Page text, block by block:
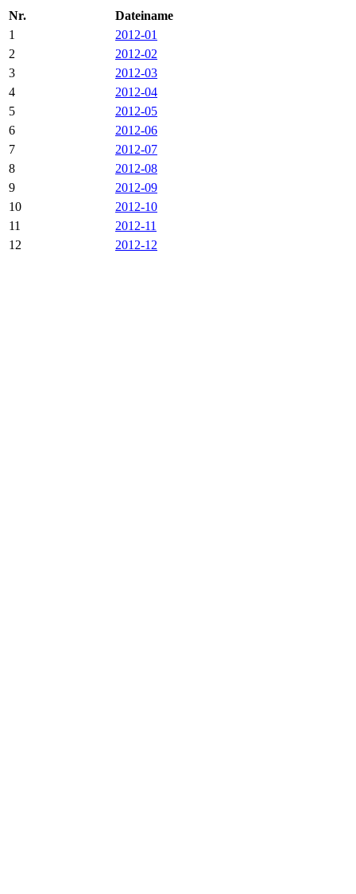
Nr.
Dateiname
1
2012-01
2
2012-02
3
2012-03
4
2012-04
5
2012-05
6
2012-06
7
2012-07
8
2012-08
9
2012-09
10
2012-10
11
2012-11
12
2012-12